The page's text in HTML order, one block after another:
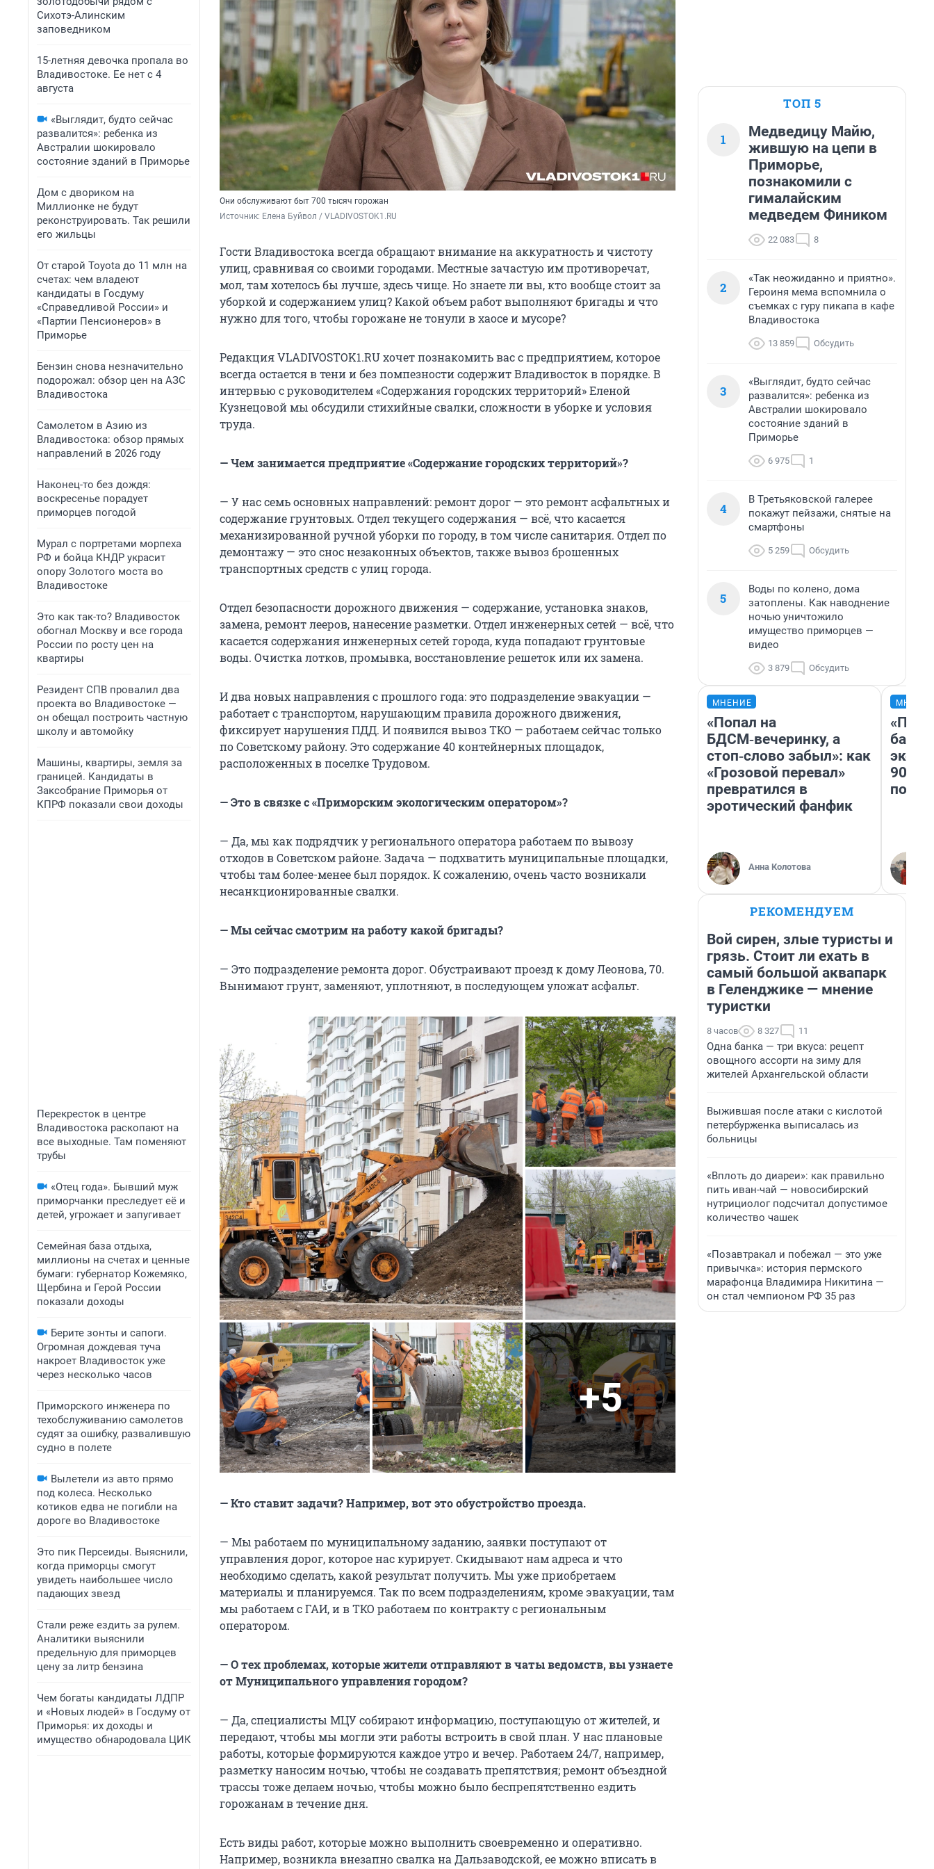
Сихотэ-Алинским
заповедником
15-летняя девочка пропала во
Владивостоке. Ее нет с 4
августа
«Выглядит, будто сейчас
развалится»: ребенка из
Австралии шокировало
состояние зданий в Приморье
Дом с двориком на
Миллионке не будут
реконструировать. Так решили
его жильцы
От старой Toyota до 11 млн на
счетах: чем владеют
кандидаты в Госдуму
«Справедливой России» и
«Партии Пенсионеров» в
Приморье
Бензин снова незначительно
подорожал: обзор цен на АЗС
Владивостока
Самолетом в Азию из
Владивостока: обзор прямых
направлений в 2026 году
Наконец-то без дождя:
воскресенье порадует
приморцев погодой
Мурал с портретами морпеха
РФ и бойца КНДР украсит
опору Золотого моста во
Владивостоке
Это как так-то? Владивосток
обогнал Москву и все города
России по росту цен на
квартиры
Резидент СПВ провалил два
проекта во Владивостоке —
он обещал построить частную
школу и автомойку
Машины, квартиры, земля за
границей. Кандидаты в
Заксобрание Приморья от
КПРФ показали свои доходы
Перекресток в центре
Владивостока раскопают на
все выходные. Там поменяют
трубы
«Отец года». Бывший муж
приморчанки преследует её и
детей, угрожает и запугивает
Семейная база отдыха,
миллионы на счетах и ценные
бумаги: губернатор Кожемяко,
Щербина и Герой России
показали доходы
Берите зонты и сапоги.
Огромная дождевая туча
накроет Владивосток уже
через несколько часов
Приморского инженера по
техобслуживанию самолетов
судят за ошибку, развалившую
судно в полете
Вылетели из авто прямо
под колеса. Несколько
котиков едва не погибли на
дороге во Владивостоке
Это пик Персеиды. Выяснили,
когда приморцы смогут
увидеть наибольшее число
падающих звезд
Стали реже ездить за рулем.
Аналитики выяснили
предельную для приморцев
цену за литр бензина
Чем богаты кандидаты ЛДПР
и «Новых людей» в Госдуму от
Приморья: их доходы и
имущество обнародовала ЦИК
Они обслуживают быт 700 тысяч горожан
Источник: Елена Буйвол / VLADIVOSTOK1.RU
Гости Владивостока всегда обращают внимание на аккуратность и чистоту
улиц, сравнивая со своими городами. Местные зачастую им противоречат,
мол, там хотелось бы лучше, здесь чище. Но знаете ли вы, кто вообще стоит за
уборкой и содержанием улиц? Какой объем работ выполняют бригады и что
нужно для того, чтобы горожане не тонули в хаосе и мусоре?
Редакция VLADIVOSTOK1.RU хочет познакомить вас с предприятием, которое
всегда остается в тени и без помпезности содержит Владивосток в порядке. В
интервью с руководителем «Содержания городских территорий» Еленой
Кузнецовой мы обсудили стихийные свалки, сложности в уборке и условия
труда.
— Чем занимается предприятие «Содержание городских территорий»?
— У нас семь основных направлений: ремонт дорог — это ремонт асфальтных и
содержание грунтовых. Отдел текущего содержания — всё, что касается
механизированной ручной уборки по городу, в том числе санитария. Отдел по
демонтажу — это снос незаконных объектов, также вывоз брошенных
транспортных средств с улиц города.
Отдел безопасности дорожного движения — содержание, установка знаков,
замена, ремонт лееров, нанесение разметки. Отдел инженерных сетей — всё, что
касается содержания инженерных сетей города, куда попадают грунтовые
воды. Очистка лотков, промывка, восстановление решеток или их замена.
И два новых направления с прошлого года: это подразделение эвакуации —
работает с транспортом, нарушающим правила дорожного движения,
фиксирует нарушения ПДД. И появился вывоз ТКО — работаем сейчас только
по Советскому району. Это содержание 40 контейнерных площадок,
расположенных в поселке Трудовом.
— Это в связке с «Приморским экологическим оператором»?
— Да, мы как подрядчик у регионального оператора работаем по вывозу
отходов в Советском районе. Задача — подхватить муниципальные площадки,
чтобы там более-менее был порядок. К сожалению, очень часто возникали
несанкционированные свалки.
— Мы сейчас смотрим на работу какой бригады?
— Это подразделение ремонта дорог. Обустраивают проезд к дому Леонова, 70.
Вынимают грунт, заменяют, уплотняют, в последующем уложат асфальт.
+5
— Кто ставит задачи? Например, вот это обустройство проезда.
— Мы работаем по муниципальному заданию, заявки поступают от
управления дорог, которое нас курирует. Скидывают нам адреса и что
необходимо сделать, какой результат получить. Мы уже приобретаем
материалы и планируемся. Так по всем подразделениям, кроме эвакуации, там
мы работаем с ГАИ, и в ТКО работаем по контракту с региональным
оператором.
— О тех проблемах, которые жители отправляют в чаты ведомств, вы узнаете
от Муниципального управления городом?
— Да, специалисты МЦУ собирают информацию, поступающую от жителей, и
передают, чтобы мы могли эти работы встроить в свой план. У нас плановые
работы, которые формируются каждое утро и вечер. Работаем 24/7, например,
разметку наносим ночью, чтобы не создавать препятствия; ремонт объездной
трассы тоже делаем ночью, чтобы можно было беспрепятственно ездить
горожанам в течение дня.
Есть виды работ, которые можно выполнить своевременно и оперативно.
Например, возникла внезапно свалка на Дальзаводской, ее можно вписать в
ТОП 5
1
Медведицу Майю,
жившую на цепи в
Приморье,
познакомили с
гималайским
медведем Фиником
22 083 8
2
«Так неожиданно и приятно».
Героиня мема вспомнила о
съемках с гуру пикапа в кафе
Владивостока
13 859 Обсудить
3
«Выглядит, будто сейчас
развалится»: ребенка из
Австралии шокировало
состояние зданий в
Приморье
6 975 1
4
В Третьяковской галерее
покажут пейзажи, снятые на
смартфоны
5 259 Обсудить
5
Воды по колено, дома
затоплены. Как наводнение
ночью уничтожило
имущество приморцев —
видео
3 879 Обсудить
МНЕНИЕ
«Попал на
БДСМ‑вечеринку, а
стоп‑слово забыл»: как
«Грозовой перевал»
превратился в
эротический фанфик
Анна Колотова
90-х
РЕКОМЕНДУЕМ
Вой сирен, злые туристы и
грязь. Стоит ли ехать в
самый большой аквапарк
в Геленджике — мнение
туристки
8 часов 8 327 11
Одна банка — три вкуса: рецепт
овощного ассорти на зиму для
жителей Архангельской области
Выжившая после атаки с кислотой
петербурженка выписалась из
больницы
«Вплоть до диареи»: как правильно
пить иван-чай — новосибирский
нутрициолог подсчитал допустимое
количество чашек
«Позавтракал и побежал — это уже
привычка»: история пермского
марафонца Владимира Никитина —
он стал чемпионом РФ 35 раз